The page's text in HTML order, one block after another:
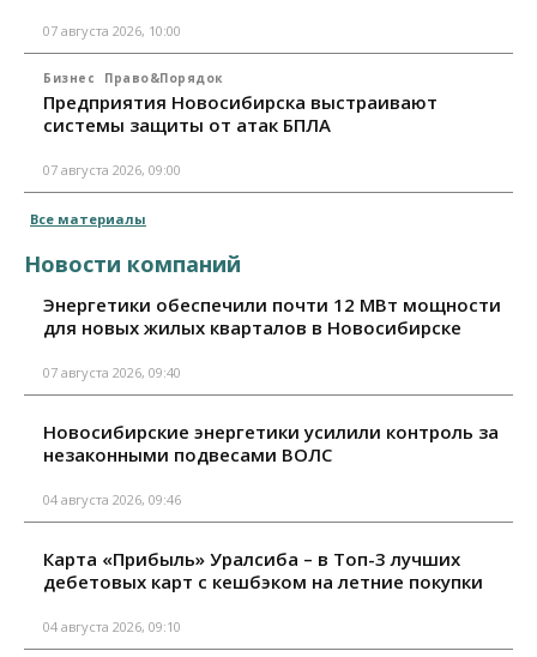
07 августа 2026, 10:00
Бизнес Право&Порядок
Предприятия Новосибирска выстраивают
системы защиты от атак БПЛА
07 августа 2026, 09:00
Все материалы
Новости компаний
Энергетики обеспечили почти 12 МВт мощности
для новых жилых кварталов в Новосибирске
07 августа 2026, 09:40
Новосибирские энергетики усилили контроль за
незаконными подвесами ВОЛС
04 августа 2026, 09:46
Карта «Прибыль» Уралсиба – в Топ-3 лучших
дебетовых карт с кешбэком на летние покупки
04 августа 2026, 09:10